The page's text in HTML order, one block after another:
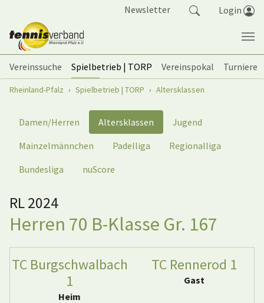
Newsletter Login
Vereinssuche Spielbetrieb | TORP Vereinspokal
Turniere
Sie sind hier:
Rheinland-Pfalz Spielbetrieb | TORP Altersklassen
Damen/Herren Altersklassen
Jugend
Mainzelmännchen
Padelliga
Regionalliga
Bundesliga
nuScore
RL 2024
Herren 70 B-Klasse Gr. 167
TC Burgschwalbach
1
Heim
TC Rennerod 1
Gast